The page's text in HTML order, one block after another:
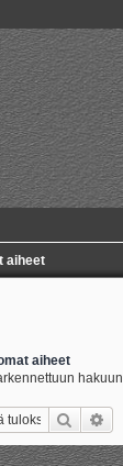
aiheet
aiheet
hakuun
Etsi